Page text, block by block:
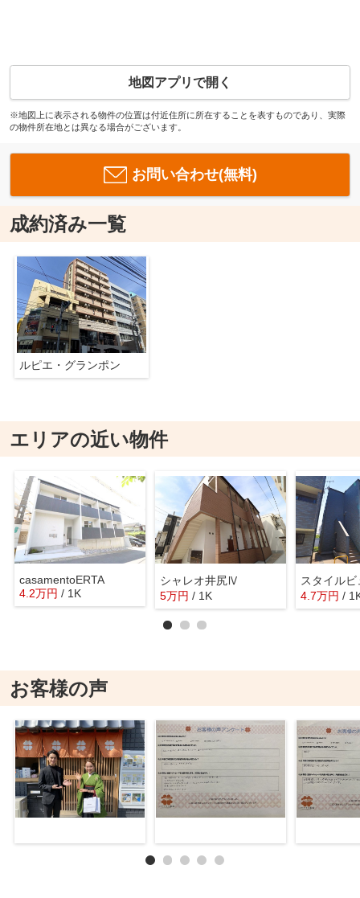
地図アプリで開く
※地図上に表示される物件の位置は付近住所に所在することを表すものであり、実際
の物件所在地とは異なる場合がございます。
お問い合わせ(無料)
成約済み一覧
ルピエ・グランポン
エリアの近い物件
casamentoERTA
4.2万円 / 1K
シャレオ井尻Ⅳ
5万円 / 1K
スタイル
4.7万円 /
お客様の声